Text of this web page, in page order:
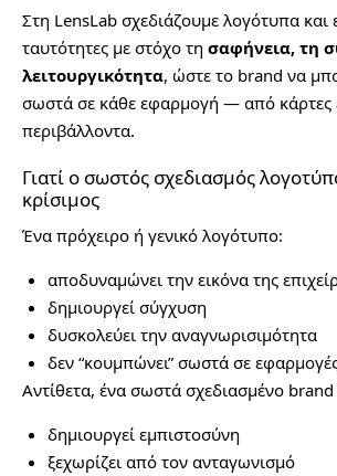
Στη LensLab σχεδιάζουμε λογότυπα και
ταυτότητες με στόχο τη σαφήνεια, τη
λειτουργικότητα, ώστε το brand να
σωστά σε κάθε εφαρμογή — από κάρτες
περιβάλλοντα.
Γιατί ο σωστός σχεδιασμός
κρίσιμος
Ένα πρόχειρο ή γενικό λογότυπο:
αποδυναμώνει την εικόνα της
δημιουργεί σύγχυση
δυσκολεύει την αναγνωρισιμότητα
δεν “κουμπώνει” σωστά σε
Αντίθετα, ένα σωστά σχεδιασμένο
δημιουργεί εμπιστοσύνη
ξεχωρίζει από τον ανταγωνισμό